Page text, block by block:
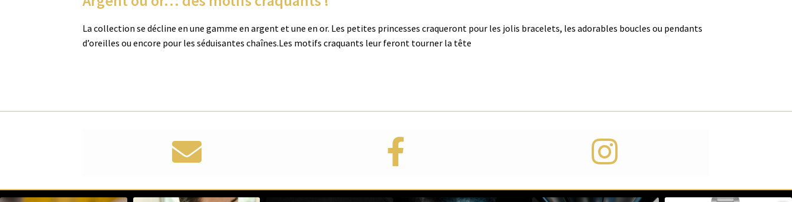
La collection se décline en une gamme en argent et une en or. Les petites princesses craqueront pour les jolis bracelets, les adorables boucles ou pendants
d’oreilles ou encore pour les séduisantes chaînes.Les motifs craquants leur feront tourner la tête